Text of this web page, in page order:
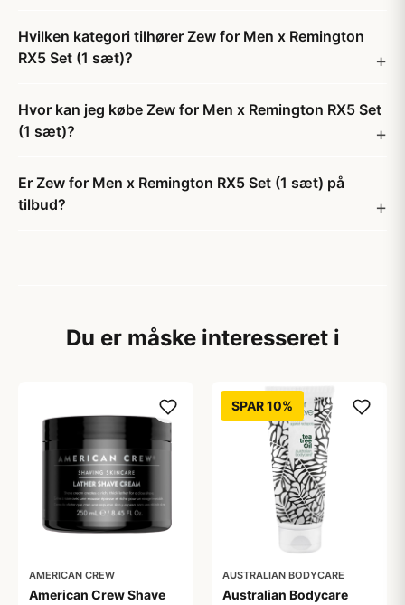
Hvilken kategori tilhører Zew for Men x Remington
RX5 Set (1 sæt)?
Hvor kan jeg købe Zew for Men x Remington RX5 Set
(1 sæt)?
Er Zew for Men x Remington RX5 Set (1 sæt) på
tilbud?
Du er måske interesseret i
AMERICAN CREW
American Crew Shave
SPAR 10%
AUSTRALIAN BODYCARE
Australian Bodycare